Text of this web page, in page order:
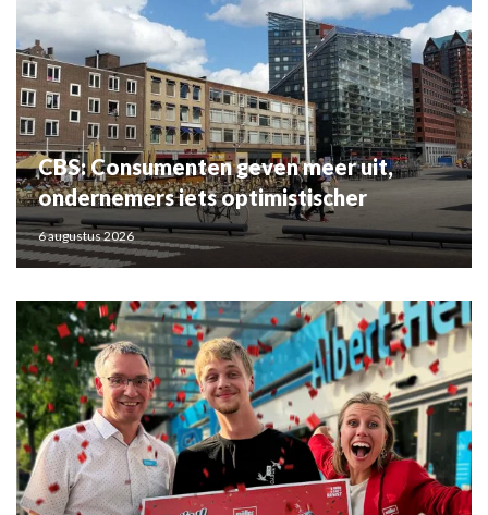
CBS: Consumenten geven meer uit,
ondernemers iets optimistischer
6 augustus 2026